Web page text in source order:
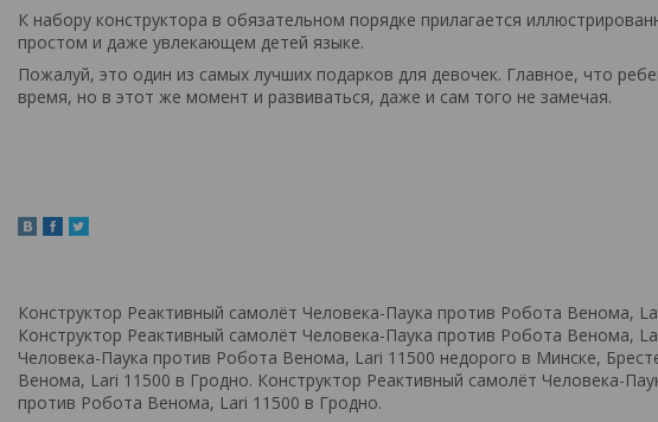
К набору конструктора в обязательном порядке прилагается
простом и даже увлекающем детей языке.
Пожалуй, это один из самых лучших подарков для девочек. Главное, что
время, но в этот же момент и развиваться, даже и сам того не замечая.
Конструктор Реактивный самолёт Человека-Паука против Робота Венома,
Конструктор Реактивный самолёт Человека-Паука против Робота Венома,
Человека-Паука против Робота Венома, Lari 11500 недорого в Минске,
Венома, Lari 11500 в Гродно. Конструктор Реактивный самолёт Человека-
против Робота Венома, Lari 11500 в Гродно.